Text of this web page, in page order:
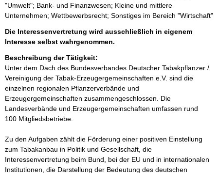
"Umwelt"; Bank- und Finanzwesen; Kleine und mittlere
Unternehmen; Wettbewerbsrecht; Sonstiges im Bereich "Wirtschaft"
Die Interessenvertretung wird ausschließlich in eigenem
Interesse selbst wahrgenommen.
Beschreibung der Tätigkeit:
Unter dem Dach des Bundesverbandes Deutscher Tabakpflanzer /
Vereinigung der Tabak-Erzeugergemeinschaften e.V. sind die
einzelnen regionalen Pflanzerverbände und
Erzeugergemeinschaften zusammengeschlossen. Die
Landesverbände und Erzeugergemeinschaften umfassen rund
100 Mitgliedsbetriebe.
Zu den Aufgaben zählt die Förderung einer positiven Einstellung
zum Tabakanbau in Politik und Gesellschaft, die
Interessenvertretung beim Bund, bei der EU und in internationalen
Institutionen, die Darstellung der Bedeutung des deutschen